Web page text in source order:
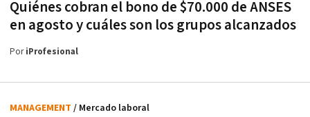
Quiénes cobran el bono de $70.000 de ANSES
en agosto y cuáles son los grupos alcanzados
PoriProfesional
MANAGEMENT / Mercado laboral